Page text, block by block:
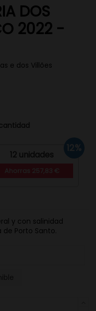
DOS
2022 -
e dos Villões
12 unidades
12%
y con salinidad
Porto Santo.